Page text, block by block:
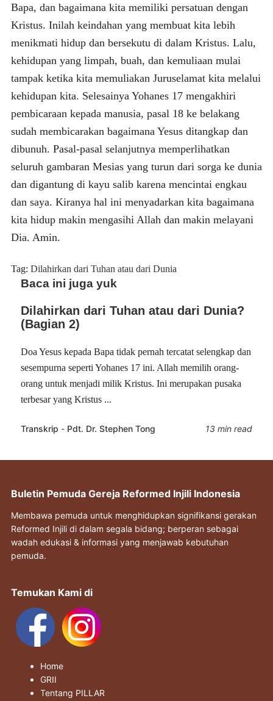
Bapa, dan bagaimana kita memiliki persatuan dengan
Kristus. Inilah keindahan yang membuat kita lebih
menikmati hidup dan bersekutu di dalam Kristus. Lalu,
kehidupan yang limpah, buah, dan kemuliaan mulai
tampak ketika kita memuliakan Juruselamat kita melalui
kehidupan kita. Selesainya Yohanes 17 mengakhiri
pembicaraan kepada manusia, pasal 18 ke belakang
sudah membicarakan bagaimana Yesus ditangkap dan
dibunuh. Pasal-pasal selanjutnya memperlihatkan
seluruh gambaran Mesias yang turun dari sorga ke dunia
dan digantung di kayu salib karena mencintai engkau
dan saya. Kiranya hal ini menyadarkan kita bagaimana
kita hidup makin mengasihi Allah dan makin melayani
Dia. Amin.
Tag: Dilahirkan dari Tuhan atau dari Dunia
Baca ini juga yuk
Dilahirkan dari Tuhan atau dari Dunia?
(Bagian 2)
Doa Yesus kepada Bapa tidak pernah tercatat selengkap dan
sesempurna seperti Yohanes 17 ini. Allah memilih orang-
orang untuk menjadi milik Kristus. Ini merupakan pusaka
terbesar yang Kristus ...
Transkrip - Pdt. Dr. Stephen Tong 13 min read
Buletin Pemuda Gereja Reformed Injili Indonesia
Membawa pemuda untuk menghidupkan signifikansi gerakan
Reformed Injili di dalam segala bidang; berperan sebagai
wadah edukasi & informasi yang menjawab kebutuhan
pemuda.
Temukan Kami di
Home
GRII
Tentang PILLAR